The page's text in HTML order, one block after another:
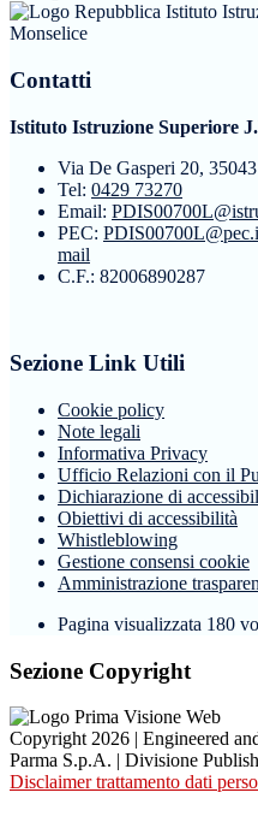
Istituto
Monselice
Contatti
Istituto Istruzione Superiore
Via De Gasperi 20,
Tel: 0429 73270
Email:
PEC:
mail
C.F.: 82006890287
Sezione Link Utili
Cookie policy
Note legali
Informativa Privacy
Ufficio Relazioni con il
Dichiarazione di
Obiettivi di accessibilità
Whistleblowing
Gestione consensi cookie
Amministrazione
Pagina visualizzata 180
Sezione Copyright
Copyright 2026 | Engineered
Parma S.p.A. | Divisione
Disclaimer trattamento dati